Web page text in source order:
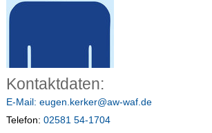
Kontaktdaten:
E-Mail: eugen.kerker@aw-waf.de
Telefon: 02581 54-1704